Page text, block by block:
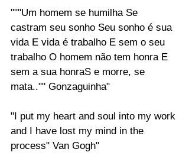
"""Um homem se humilha Se
castram seu sonho Seu sonho é sua
vida E vida é trabalho E sem o seu
trabalho O homem não tem honra E
sem a sua honraS e morre, se
mata.."" Gonzaguinha"
"I put my heart and soul into my work
and I have lost my mind in the
process" Van Gogh"